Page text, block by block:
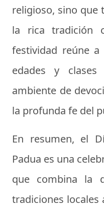
religioso, sino que
la rica tradición
festividad reúne
edades y clases
ambiente de
la profunda fe del
En resumen, el
Padua es una
que combina la
tradiciones locales